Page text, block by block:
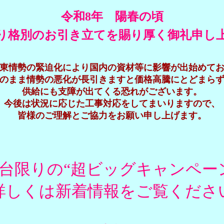
令和8年 陽春の頃
格別のお引き立てを賜り厚く御礼申し
情勢の緊迫化により国内の資材等に影響が出始めて
まま情勢の悪化が長引きますと価格高騰にとどまら
供給にも支障が出てくる恐れがございます。
今後は状況に応じた工事対応をしてまいりますので、
皆様のご理解とご協力をお願い申し上げます。
限りの“超ビッグキャンペー
しくは新着情報をご覧くださ